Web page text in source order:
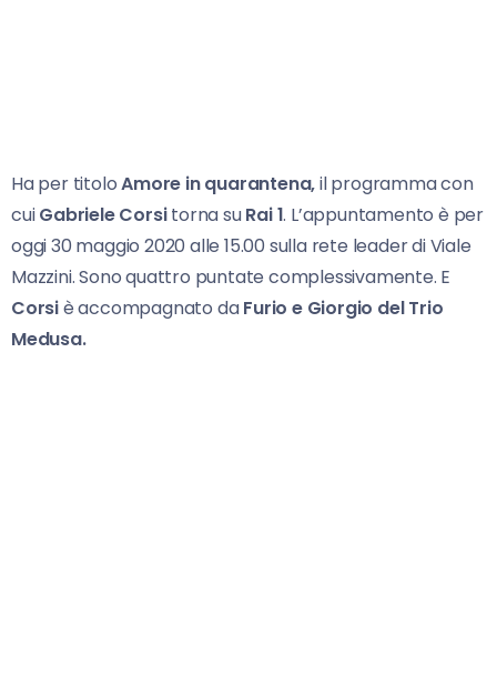
Ha per titoloAmore in quarantena,il programma con
cuiGabriele Corsitorna suRai 1. L’appuntamento è per
oggi 30 maggio 2020 alle 15.00 sulla rete leader di Viale
Mazzini. Sono quattro puntate complessivamente. E
Corsiè accompagnato daFurio e Giorgio del Trio
Medusa.